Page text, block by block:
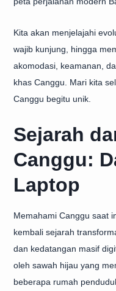
Kita akan menjelajahi
wajib kunjung, hingga
akomodasi, keamanan,
khas Canggu. Mari kita
Canggu begitu unik.
Sejarah
Canggu:
Laptop
Memahami Canggu saat
kembali sejarah
dan kedatangan masif
oleh sawah hijau yang
beberapa rumah